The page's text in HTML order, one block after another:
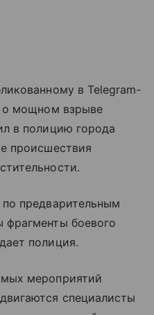
в Telegram-
о мощном взрыве
в полицию города
происшествия
предварительным
боевого
полиция.
мероприятий
специалисты